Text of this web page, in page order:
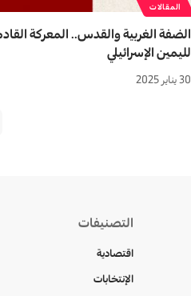
المقالات
الضفة الغربية والقدس.. المعركة
لليمين الإسرائيلي
30 يناير 2025
التصنيفات
اقتصادية
الإنتخابات